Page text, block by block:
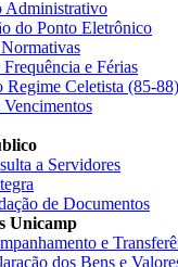
Administrativo
do Ponto Eletrônico
e Férias
Regime Celetista (85-88)
Vencimentos
a Servidores
de Documentos
Unicamp
e
dos Bens e